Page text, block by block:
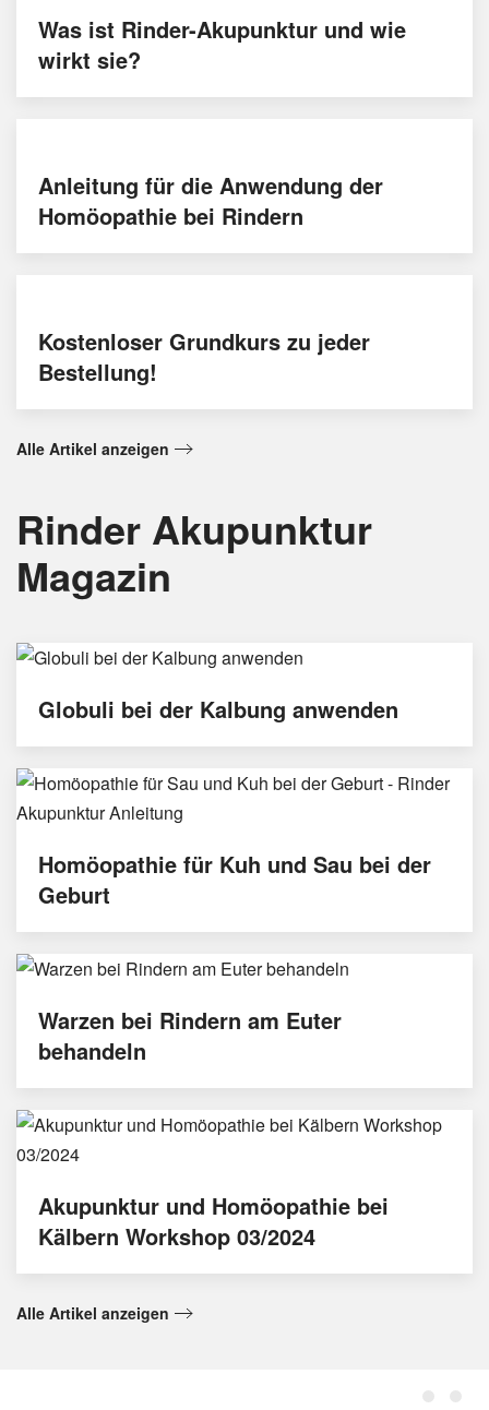
Was ist Rinder-Akupunktur und wie
wirkt sie?
Anleitung für die Anwendung der
Homöopathie bei Rindern
Kostenloser Grundkurs zu jeder
Bestellung!
Alle Artikel anzeigen
Rinder Akupunktur
Magazin
Globuli bei der Kalbung anwenden
Homöopathie für Kuh und Sau bei der
Geburt
Warzen bei Rindern am Euter
behandeln
Akupunktur und Homöopathie bei
Kälbern Workshop 03/2024
Alle Artikel anzeigen